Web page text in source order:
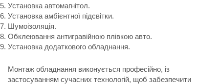
Установка автомагнітол.
Установка амбієнтної підсвітки.
Шумоізоляція.
Обклеювання антигравійною плівкою авто.
Установка додаткового обладнання.
Монтаж обладнання виконується професійно, із
застосуванням сучасних технологій, щоб забезпечити